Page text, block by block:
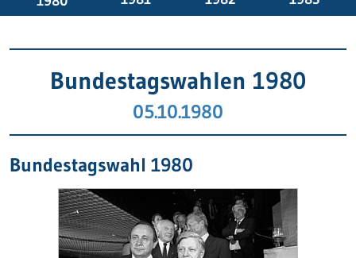
Bundestagswahlen 1980
05.10.1980
Bundestagswahl 1980